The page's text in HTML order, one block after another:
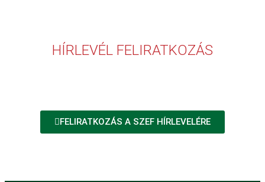
HÍRLEVÉL FELIRATKOZÁS
FELIRATKOZÁS A SZEF HÍRLEVELÉRE